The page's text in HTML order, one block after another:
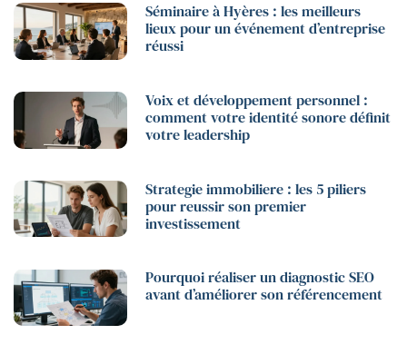
Séminaire à Hyères : les meilleurs
lieux pour un événement d’entreprise
réussi
Voix et développement personnel :
comment votre identité sonore définit
votre leadership
Strategie immobiliere : les 5 piliers
pour reussir son premier
investissement
Pourquoi réaliser un diagnostic SEO
avant d’améliorer son référencement